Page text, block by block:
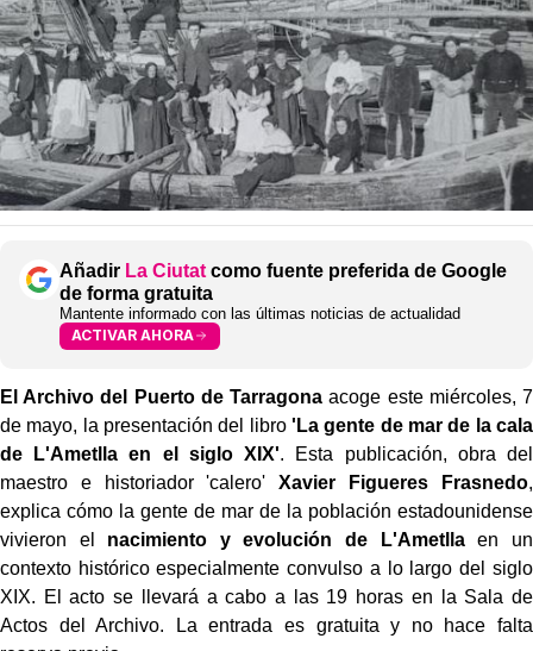
Añadir La Ciutat como fuente preferida de Google
de forma gratuita
Mantente informado con las últimas noticias de actualidad
ACTIVAR AHORA
El Archivo del Puerto de Tarragona acoge este miércoles, 7
de mayo, la presentación del libro 'La gente de mar de la cala
de L'Ametlla en el siglo XIX'. Esta publicación, obra del
maestro e historiador 'calero'Xavier Figueres Frasnedo,
explica cómo la gente de mar de la población estadounidense
vivieron el nacimiento y evolución de L'Ametllaen un
contexto histórico especialmente convulso a lo largo del siglo
XIX. El acto se llevará a cabo a las 19 horas en la Sala de
Actos del Archivo. La entrada es gratuita y no hace falta